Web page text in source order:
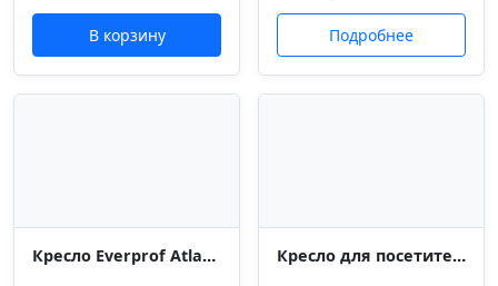
В корзину Подробнее
Кресло Everprof Atlant (Атлант) CF Экокожа Черный Кресло для посетителей Everprof Nerey (Нэрэй) CF Экокожа Серый